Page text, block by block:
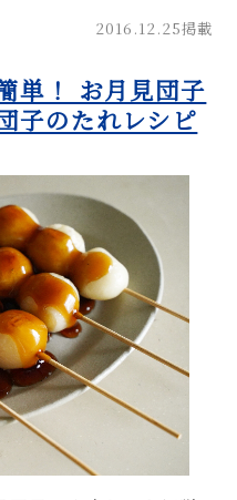
2016.12.25掲載
単！ お月見団子
子のたれレシピ